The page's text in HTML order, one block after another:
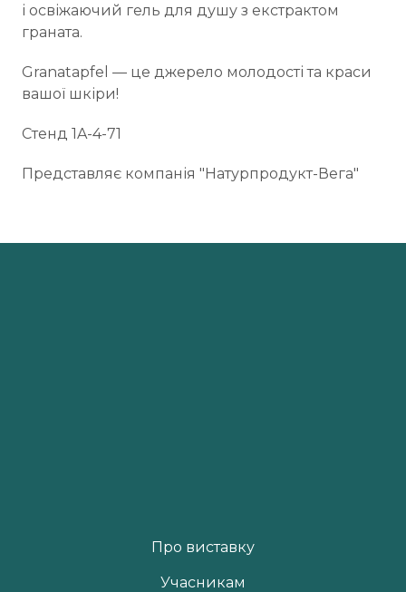
і освіжаючий гель для душу з екстрактом
граната.
Granatapfel — це джерело молодості та краси
вашої шкіри!
Стенд 1A-4-71
Представляє компанія "Натурпродукт-Вега"
Про виставку
Учасникам